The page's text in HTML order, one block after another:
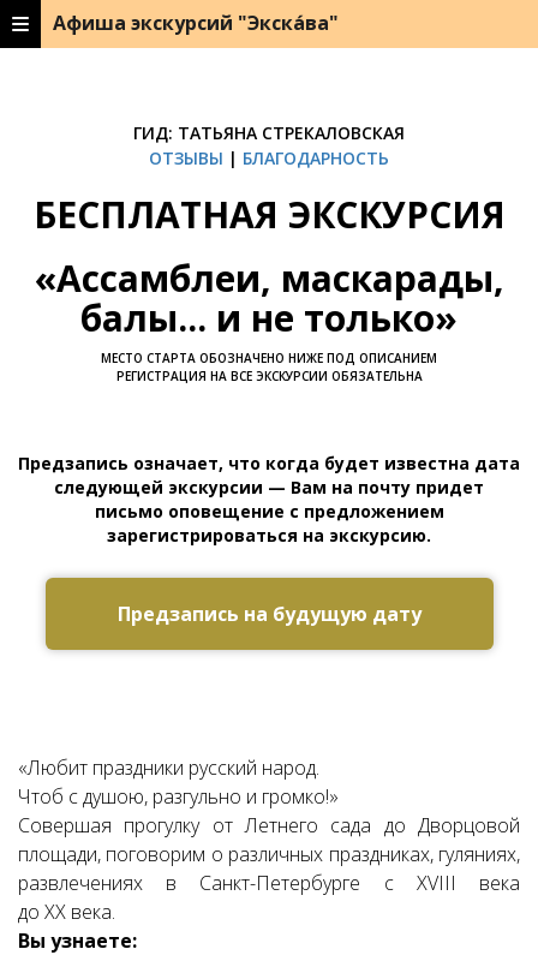
Афиша экскурсий "Экска́ва"
ГИД: ТАТЬЯНА СТРЕКАЛОВСКАЯ
ОТЗЫВЫ | БЛАГОДАРНОСТЬ
БЕСПЛАТНАЯ ЭКСКУРСИЯ
«Ассамблеи, маскарады,
балы... и не только»
МЕСТО СТАРТА ОБОЗНАЧЕНО НИЖЕ ПОД ОПИСАНИЕМ
РЕГИСТРАЦИЯ НА ВСЕ ЭКСКУРСИИ ОБЯЗАТЕЛЬНА
Предзапись означает, что когда будет известна дата
следующей экскурсии — Вам на почту придет
письмо оповещение с предложением
зарегистрироваться на экскурсию.
Предзапись на будущую дату
«Любит праздники русский народ.
Чтоб с душою, разгульно и громко!»
Совершая прогулку от Летнего сада до Дворцовой
площади, поговорим о различных праздниках, гуляниях,
развлечениях в Санкт-Петербурге с XVIII века
до XX века.
Вы узнаете: